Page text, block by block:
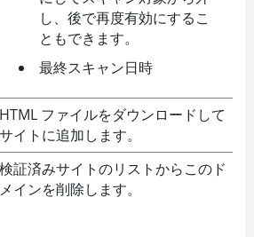
し、後で再度有効にするこ
ともできます。
最終スキャン日時
HTML ファイルをダウンロードして
サイトに追加します。
検証済みサイトのリストからこのド
メインを削除します。